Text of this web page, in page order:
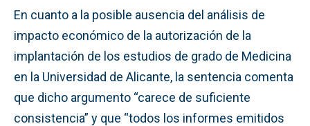
En cuanto a la posible ausencia del análisis de
impacto económico de la autorización de la
implantación de los estudios de grado de Medicina
en la Universidad de Alicante, la sentencia comenta
que dicho argumento “carece de suficiente
consistencia” y que “todos los informes emitidos